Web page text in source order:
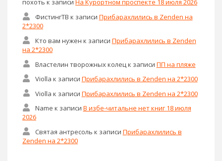
похоть к записи На Курортном проспекте 18 июля 2026
ФистингТВ к записи Прибарахлились в Zenden на
2*2300
Кто вам нужен к записи Прибарахлились в Zenden
на 2*2300
Властелин творожных колец к записи ПП на пляже
Violla к записи Прибарахлились в Zenden на 2*2300
Violla к записи Прибарахлились в Zenden на 2*2300
Name к записи В избе-читальне нет книг 18 июля
2026
Святая антресоль к записи Прибарахлились в
Zenden на 2*2300